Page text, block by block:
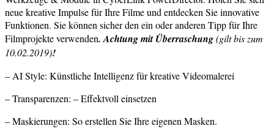
neue kreative Impulse für Ihre Filme und entdecken Sie innovative
Funktionen. Sie können sicher den ein oder anderen Tipp für Ihre
Filmprojekte verwenden. Achtung mit Überraschung(gilt bis zum
10.02.2019)!
– AI Style: Künstliche Intelligenz für kreative Videomalerei
– Transparenzen: – Effektvoll einsetzen
– Maskierungen: So erstellen Sie Ihre eigenen Masken.